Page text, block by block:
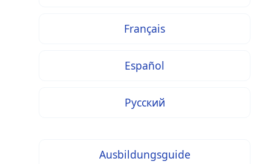
Français
Español
Русский
Ausbildungsguide